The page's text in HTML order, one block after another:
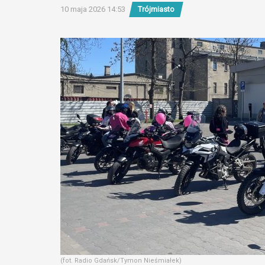
10 maja 2026 14:53 Trójmiasto
(fot. Radio Gdańsk/Tymon Nieśmiałek)